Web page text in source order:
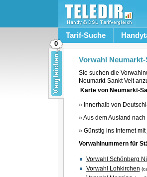
Tarif-Suche
Vorwahl Neumarkt-
Sie suchen die
Neumarkt-Sankt Veit
Karte von Neumarkt-
» Innerhalb von
» Aus dem Ausland
» Günstig ins Internet mit
Vorwahlnummern für
Vorwahl Schönberg
Vorwahl Lohkirchen
0